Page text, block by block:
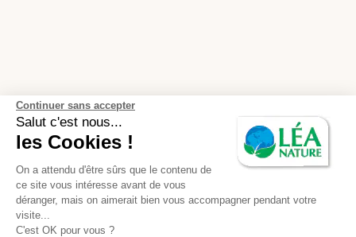
Continuer sans accepter
Salut c'est nous...
les Cookies !
On a attendu d'être sûrs que le contenu de
ce site vous intéresse avant de vous
déranger, mais on aimerait bien vous accompagner pendant votre
visite...
C'est OK pour vous ?